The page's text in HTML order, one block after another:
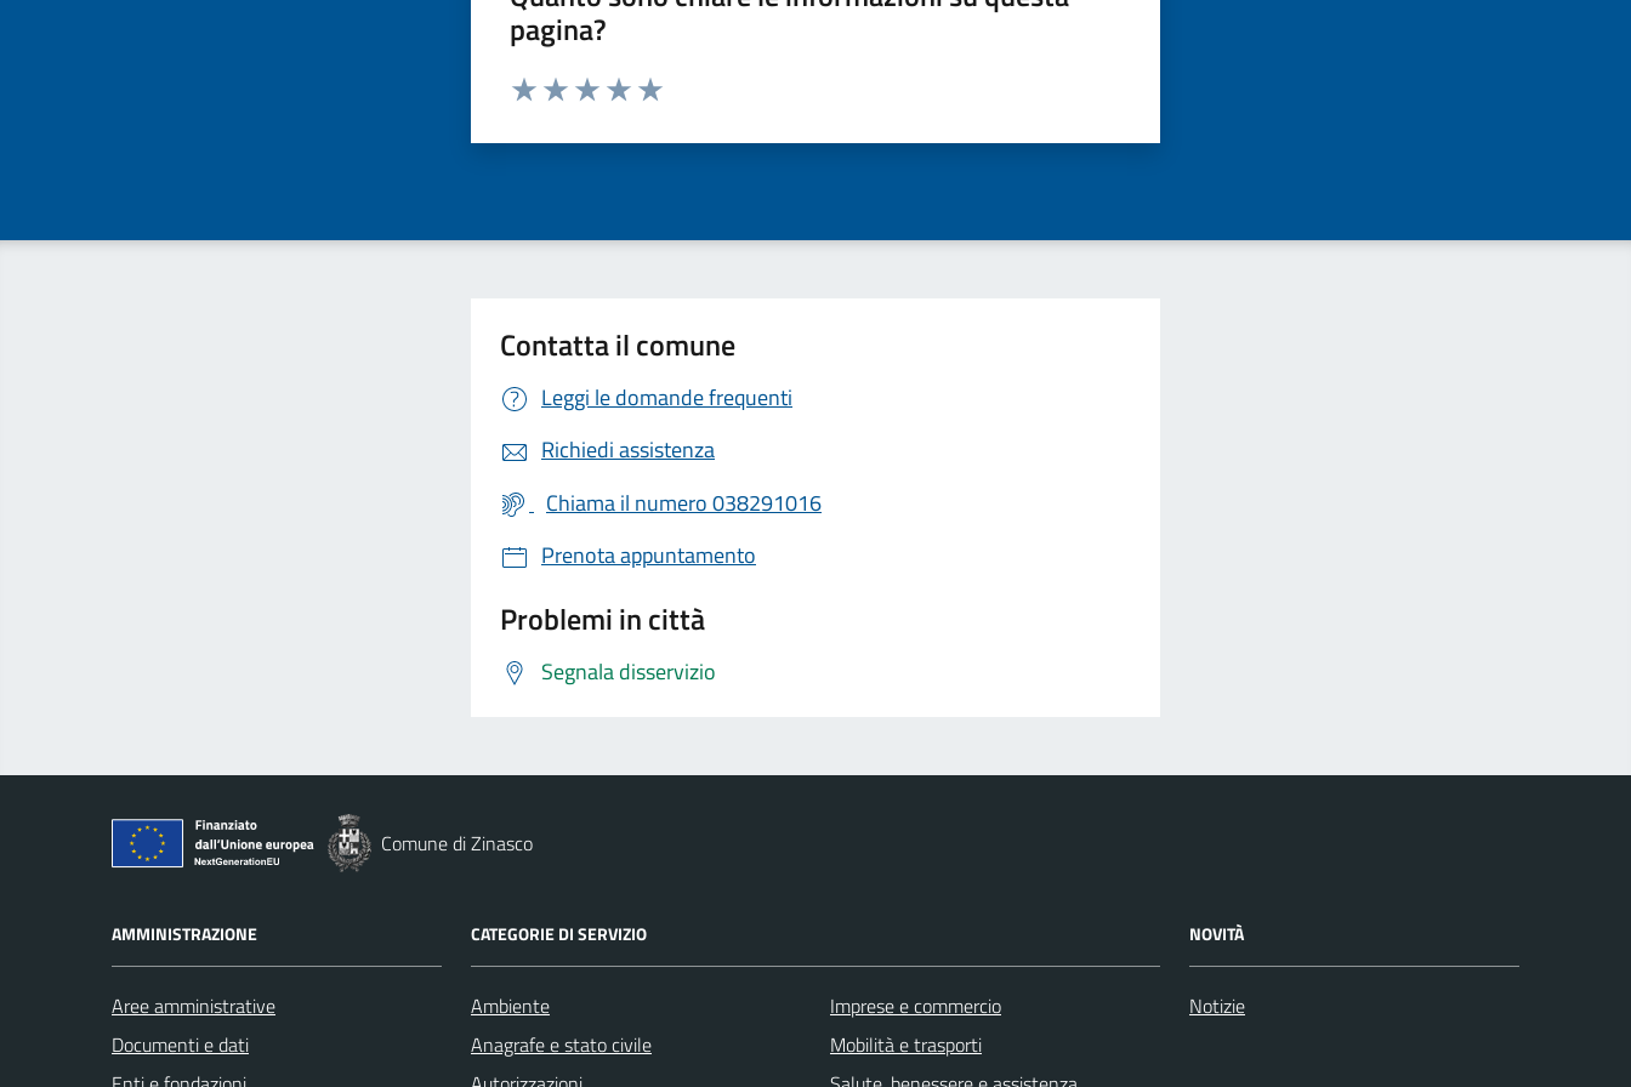
pagina?
Valuta da 1 a 5 stelle la pagina
Contatta il comune
Leggi le domande frequenti
Richiedi assistenza
Chiama il numero 038291016
Prenota appuntamento
Problemi in città
Segnala disservizio
Comune di Zinasco
AMMINISTRAZIONE
Aree amministrative
Documenti e dati
CATEGORIE DI SERVIZIO
Ambiente
Anagrafe e stato civile
Imprese e commercio
Mobilità e trasporti
NOVITÀ
Notizie